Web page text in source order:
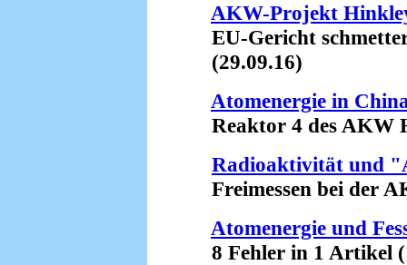
AKW-Projekt
EU-Gericht
(29.09.16)
Atomenergie in
Reaktor 4 des AKW
Radioaktivität und
Freimessen bei der
Atomenergie und
8 Fehler in 1 Artikel